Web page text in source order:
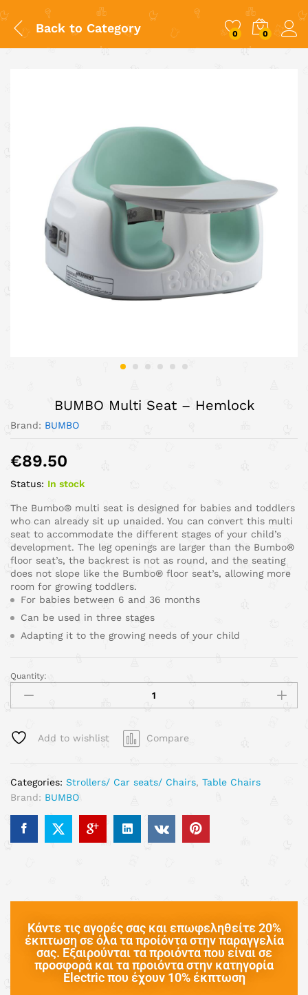
Back to Category 0 0
BUMBO Multi Seat – Hemlock
Brand: BUMBO
€89.50
Status: In stock
The Bumbo® multi seat is designed for babies and toddlers
who can already sit up unaided. You can convert this multi
seat to accommodate the different stages of your child’s
development. The leg openings are larger than the Bumbo®
floor seat’s, the backrest is not as round, and the seating
does not slope like the Bumbo® floor seat’s, allowing more
room for growing toddlers.
For babies between 6 and 36 months
Can be used in three stages
Adapting it to the growing needs of your child
Quantity:
Add to wishlist Compare
Categories: Strollers/ Car seats/ Chairs, Table Chairs
Brand: BUMBO
Κάντε τις αγορές σας και επωφεληθείτε 20%
έκπτωση σε όλα τα προίόντα στην παραγγελία
σας. Εξαιρούνται τα προιόντα που είναι σε
προσφορά και τα προιόντα στην κατηγορία
Electric που έχουν 10% έκπτωση